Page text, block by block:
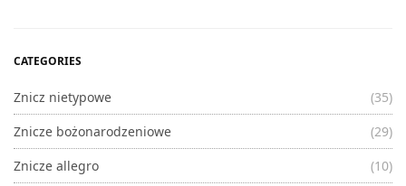
CATEGORIES
Znicz nietypowe
(35)
Znicze bożonarodzeniowe
(29)
Znicze allegro
(10)